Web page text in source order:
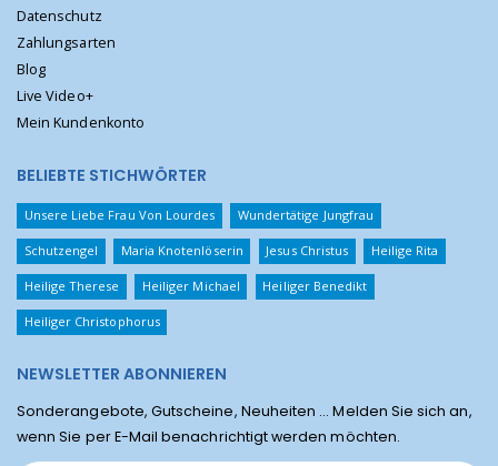
Datenschutz
Zahlungsarten
Blog
Live Video+
Mein Kundenkonto
BELIEBTE STICHWÖRTER
Unsere Liebe Frau Von Lourdes Wundertätige Jungfrau
Schutzengel Maria Knotenlöserin Jesus Christus Heilige Rita
Heilige Therese Heiliger Michael Heiliger Benedikt
Heiliger Christophorus
NEWSLETTER ABONNIEREN
Sonderangebote, Gutscheine, Neuheiten ... Melden Sie sich an,
wenn Sie per E-Mail benachrichtigt werden möchten.